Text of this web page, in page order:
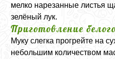
мелко нарезанные листья
зелёный лук.
Приготовление
Муку слегка прогрейте на
небольшим количеством